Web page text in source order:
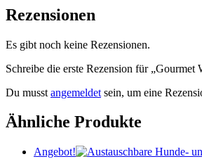
Rezensionen
Es gibt noch keine Rezensionen.
Schreibe die erste Rezension für
Du musst angemeldet sein, um eine
Ähnliche Produkte
Angebot!